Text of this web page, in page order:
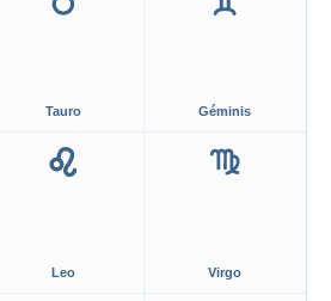
Tauro Géminis
Leo Virgo